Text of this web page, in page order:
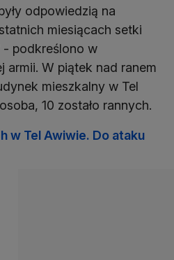
odpowiedzią na
miesiącach setki
- podkreślono w
armii. W piątek nad ranem
mieszkalny w Tel
10 zostało rannych.
w Tel Awiwie. Do ataku